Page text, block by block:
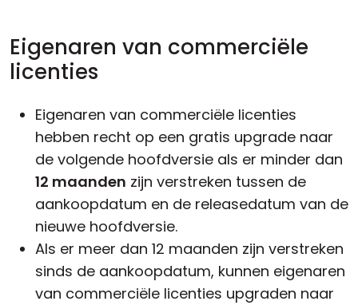
Eigenaren van commerciële
licenties
Eigenaren van commerciële licenties
hebben recht op een gratis upgrade naar
de volgende hoofdversie als er minder dan
12 maanden zijn verstreken tussen de
aankoopdatum en de releasedatum van de
nieuwe hoofdversie.
Als er meer dan 12 maanden zijn verstreken
sinds de aankoopdatum, kunnen eigenaren
van commerciële licenties upgraden naar